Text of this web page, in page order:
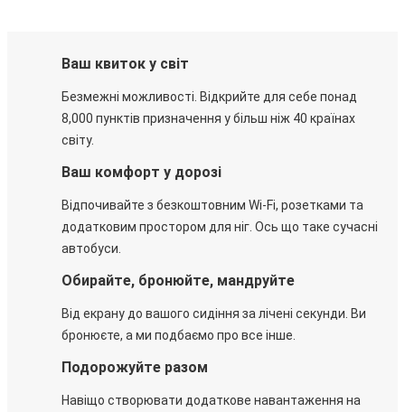
Ваш квиток у світ
Безмежні можливості. Відкрийте для себе понад
8,000 пунктів призначення у більш ніж 40 країнах
світу.
Ваш комфорт у дорозі
Відпочивайте з безкоштовним Wi-Fi, розетками та
додатковим простором для ніг. Ось що таке сучасні
автобуси.
Обирайте, бронюйте, мандруйте
Від екрану до вашого сидіння за лічені секунди. Ви
бронюєте, а ми подбаємо про все інше.
Подорожуйте разом
Навіщо створювати додаткове навантаження на